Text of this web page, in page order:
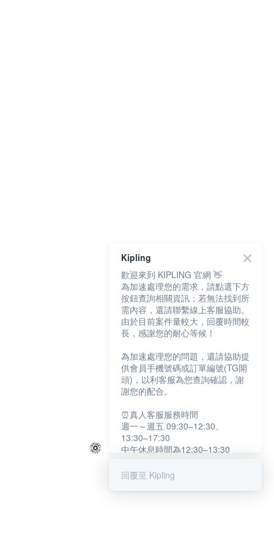
Kipling
歡迎來到 KIPLING 官網 👋
為加速處理您的需求，請點選下方
按鈕查詢相關資訊；若無法找到所
需內容，還請聯繫線上客服協助。
由於目前案件量較大，回覆時間較
長，感謝您的耐心等候！
為加速處理您的問題，還請協助提
供會員手機號碼或訂單編號(TG開
頭)，以利客服為您查詢確認，謝
謝您的配合。
⏰真人客服服務時間
週一～週五 09:30–12:30、
13:30–17:30
中午休息時間為12:30–13:30
提醒您：系統會自動已讀訊息，如
回覆至 Kipling